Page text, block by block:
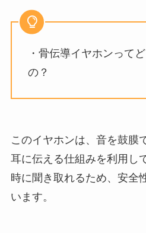
・骨伝導イヤホンって
の？
このイヤホンは、音を鼓膜
耳に伝える仕組みを利用し
時に聞き取れるため、安全
います。